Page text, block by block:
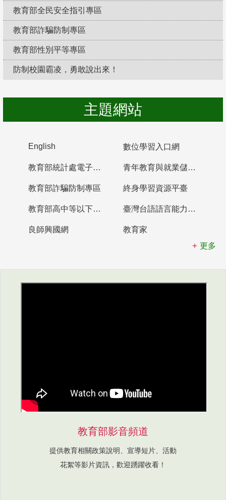
教育部全民安全指引專區
教育部詐騙防制專區
教育部性別平等專區
防制校園霸凌，勇敢說出來！
主題網站
English 數位學習入口網
教育部統計處電子書櫃 青年教育與就業儲蓄帳戶
教育部詐騙防制專區 終身學習資源平臺
教育部高中等以下學校及幼兒園教師資格檢定考試 臺灣台語語言能力認證網站
良師興國網
教育家
更多
教育部影音頻道
提供教育相關政策說明、宣導短片、活動
花絮等影片資訊，歡迎踴躍收看！